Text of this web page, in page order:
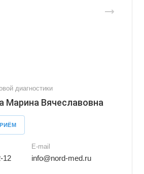
диагностики
Марина Вячеславовна
12
E-mail
info@nord-med.ru